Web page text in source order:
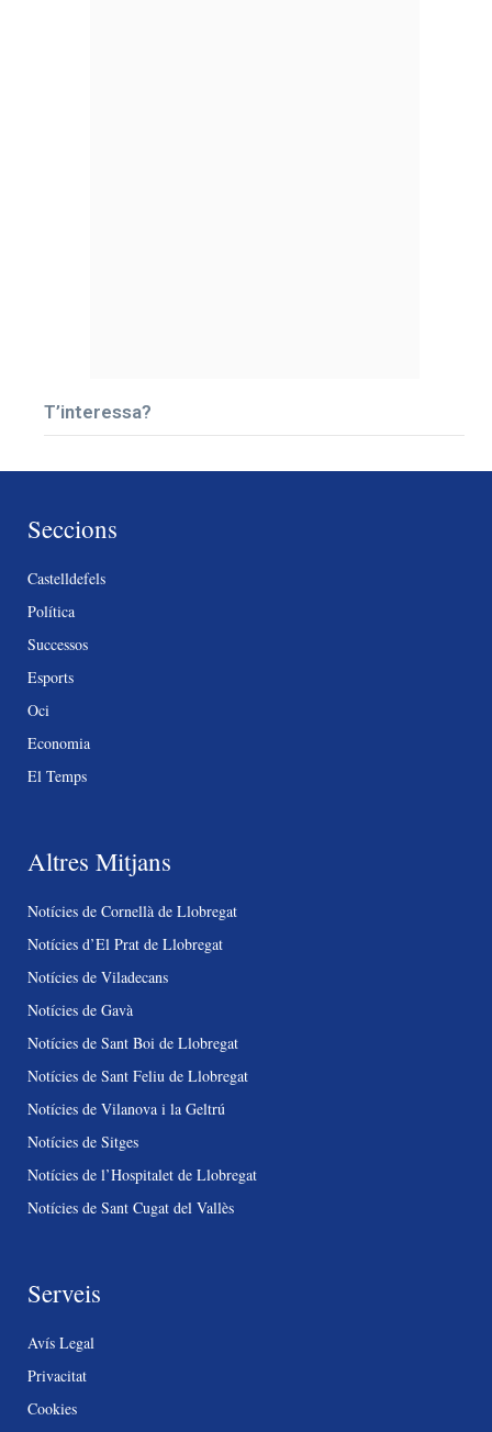
T’interessa?
Seccions
Castelldefels
Política
Successos
Esports
Oci
Economia
El Temps
Altres Mitjans
Notícies de Cornellà de Llobregat
Notícies d’El Prat de Llobregat
Notícies de Viladecans
Notícies de Gavà
Notícies de Sant Boi de Llobregat
Notícies de Sant Feliu de Llobregat
Notícies de Vilanova i la Geltrú
Notícies de Sitges
Notícies de l’Hospitalet de Llobregat
Notícies de Sant Cugat del Vallès
Serveis
Avís Legal
Privacitat
Cookies